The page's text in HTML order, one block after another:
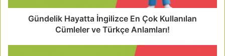
Gündelik Hayatta İngilizce En Çok Kullanılan
Cümleler ve Türkçe Anlamları!